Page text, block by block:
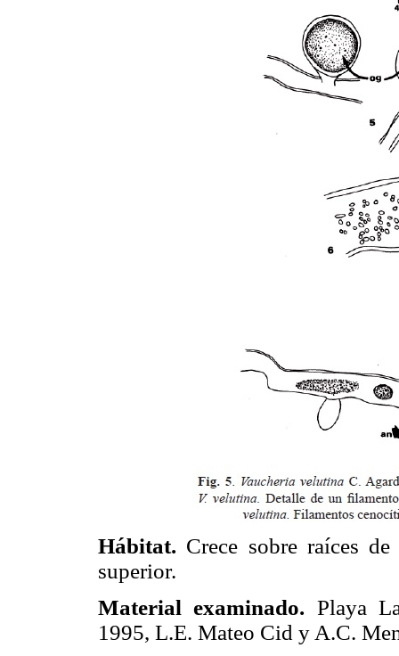
Hábitat. Crece sobre raíces
superior.
Material examinado. Playa
1995, L.E. Mateo Cid y A.C.